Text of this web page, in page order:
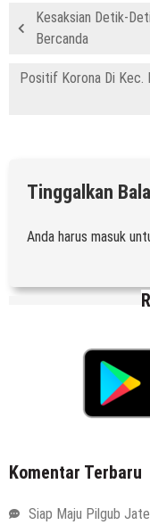
Kesaksian Detik-
Bercanda
Positif Korona Di Kec.
Tinggalkan
Anda harus masuk
Komentar Terbaru
Siap Maju Pilgub